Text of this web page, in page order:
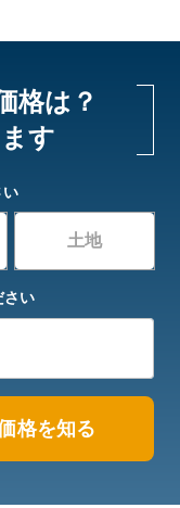
格は？
す
い
土地
さい
格を知る